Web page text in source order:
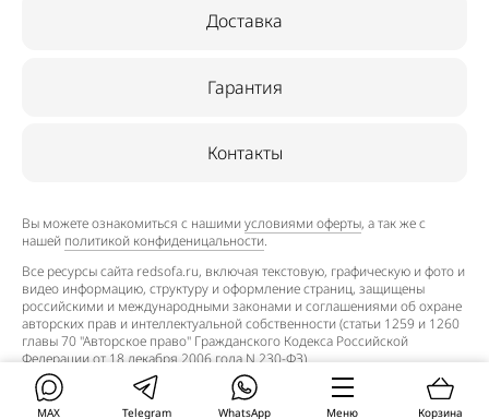
MAX Telegram WhatsApp Меню Корзина
Доставка
Гарантия
Контакты
Вы можете ознакомиться с нашимиусловиями оферты, а так же с
нашей политикой конфиденицальности.
Все ресурсы сайта redsofa.ru, включая текстовую, графическую и фото и
видео информацию, структуру и оформление страниц, защищены
российскими и международными законами и соглашениями об охране
авторских прав и интеллектуальной собственности (статьи 1259 и 1260
главы 70 "Авторское право" Гражданского Кодекса Российской
Федерации от 18 декабря 2006 года N 230-ФЗ).
©2015–2026. Редсофа.ру — интернет-магазин недорогих
технологичных диван-кроватей. Все права защищены.